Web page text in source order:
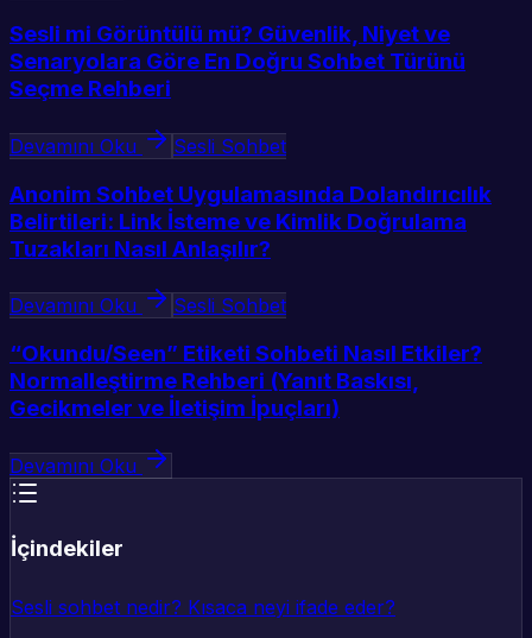
Sesli mi Görüntülü mü? Güvenlik, Niyet ve
Senaryolara Göre En Doğru Sohbet Türünü
Seçme Rehberi
Devamını Oku Sesli Sohbet
Anonim Sohbet Uygulamasında Dolandırıcılık
Belirtileri: Link İsteme ve Kimlik Doğrulama
Tuzakları Nasıl Anlaşılır?
Devamını Oku Sesli Sohbet
“Okundu/Seen” Etiketi Sohbeti Nasıl Etkiler?
Normalleştirme Rehberi (Yanıt Baskısı,
Gecikmeler ve İletişim İpuçları)
Devamını Oku
İçindekiler
Sesli sohbet nedir? Kısaca neyi ifade eder?